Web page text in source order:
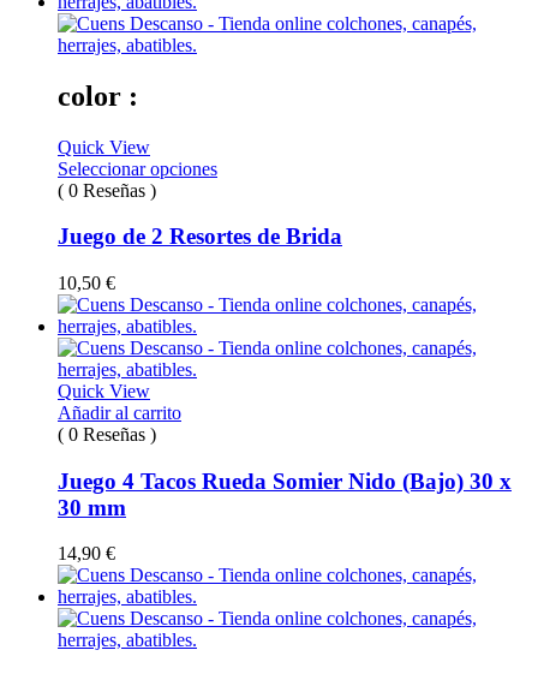
color :
Quick View
Seleccionar opciones
( 0 Reseñas )
Juego de 2 Resortes de Brida
10,50 €
Quick View
Añadir al carrito
( 0 Reseñas )
Juego 4 Tacos Rueda Somier Nido (Bajo) 30 x
30 mm
14,90 €